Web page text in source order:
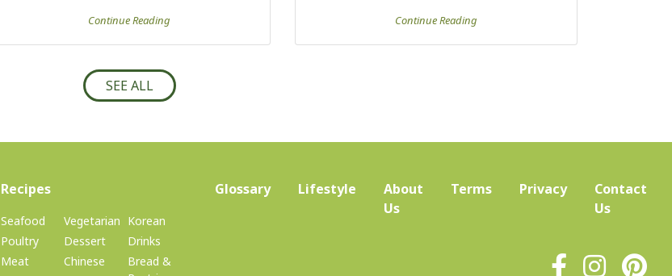
Continue Reading Continue Reading
SEE ALL
Recipes(current)
Seafood
Poultry
Meat
Vegetarian
Dessert
Chinese
Korean
Drinks
Bread &
Glossary Lifestyle
About
Us(current)
Terms Privacy
Contact
Us